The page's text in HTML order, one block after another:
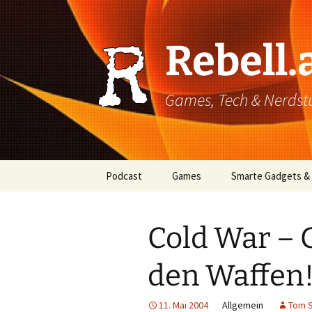
Games, Tech &
Podcast Games
Xbox
PlayStation
Mobile
Smarte Gadgets &
Cold War –
den Waffen!
11. Mai 2004 Allgemein Tom